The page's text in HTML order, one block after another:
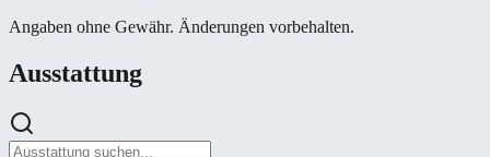
Angaben ohne Gewähr. Änderungen vorbehalten.
Ausstattung